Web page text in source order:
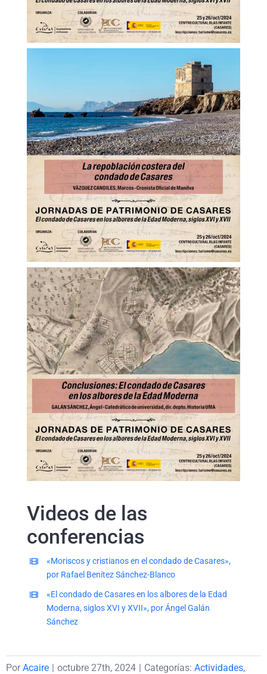
Videos de las
conferencias
«Moriscos y cristianos en el condado de Casares»,
por Rafael Benítez Sánchez-Blanco
«El condado de Casares en los albores de la Edad
Moderna, siglos XVI y XVII», por Ángel Galán
Sánchez
PorAcaire | octubre 27th, 2024 | Categorías: Actividades,